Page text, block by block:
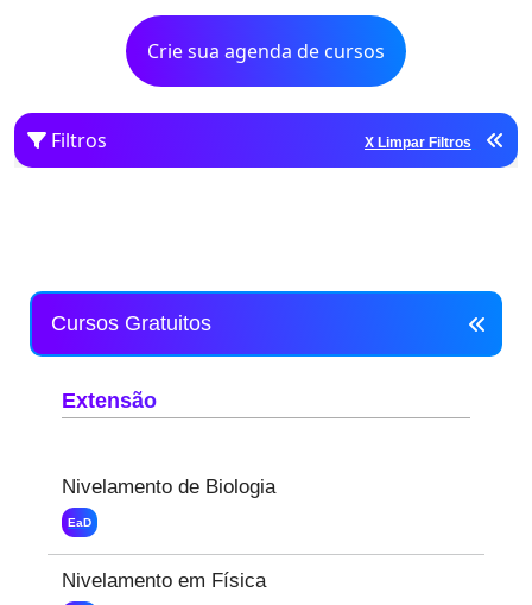
Crie sua agenda de cursos
Filtros X Limpar Filtros
Cursos Gratuitos
Extensão
Nivelamento de Biologia
EaD
Nivelamento em Física